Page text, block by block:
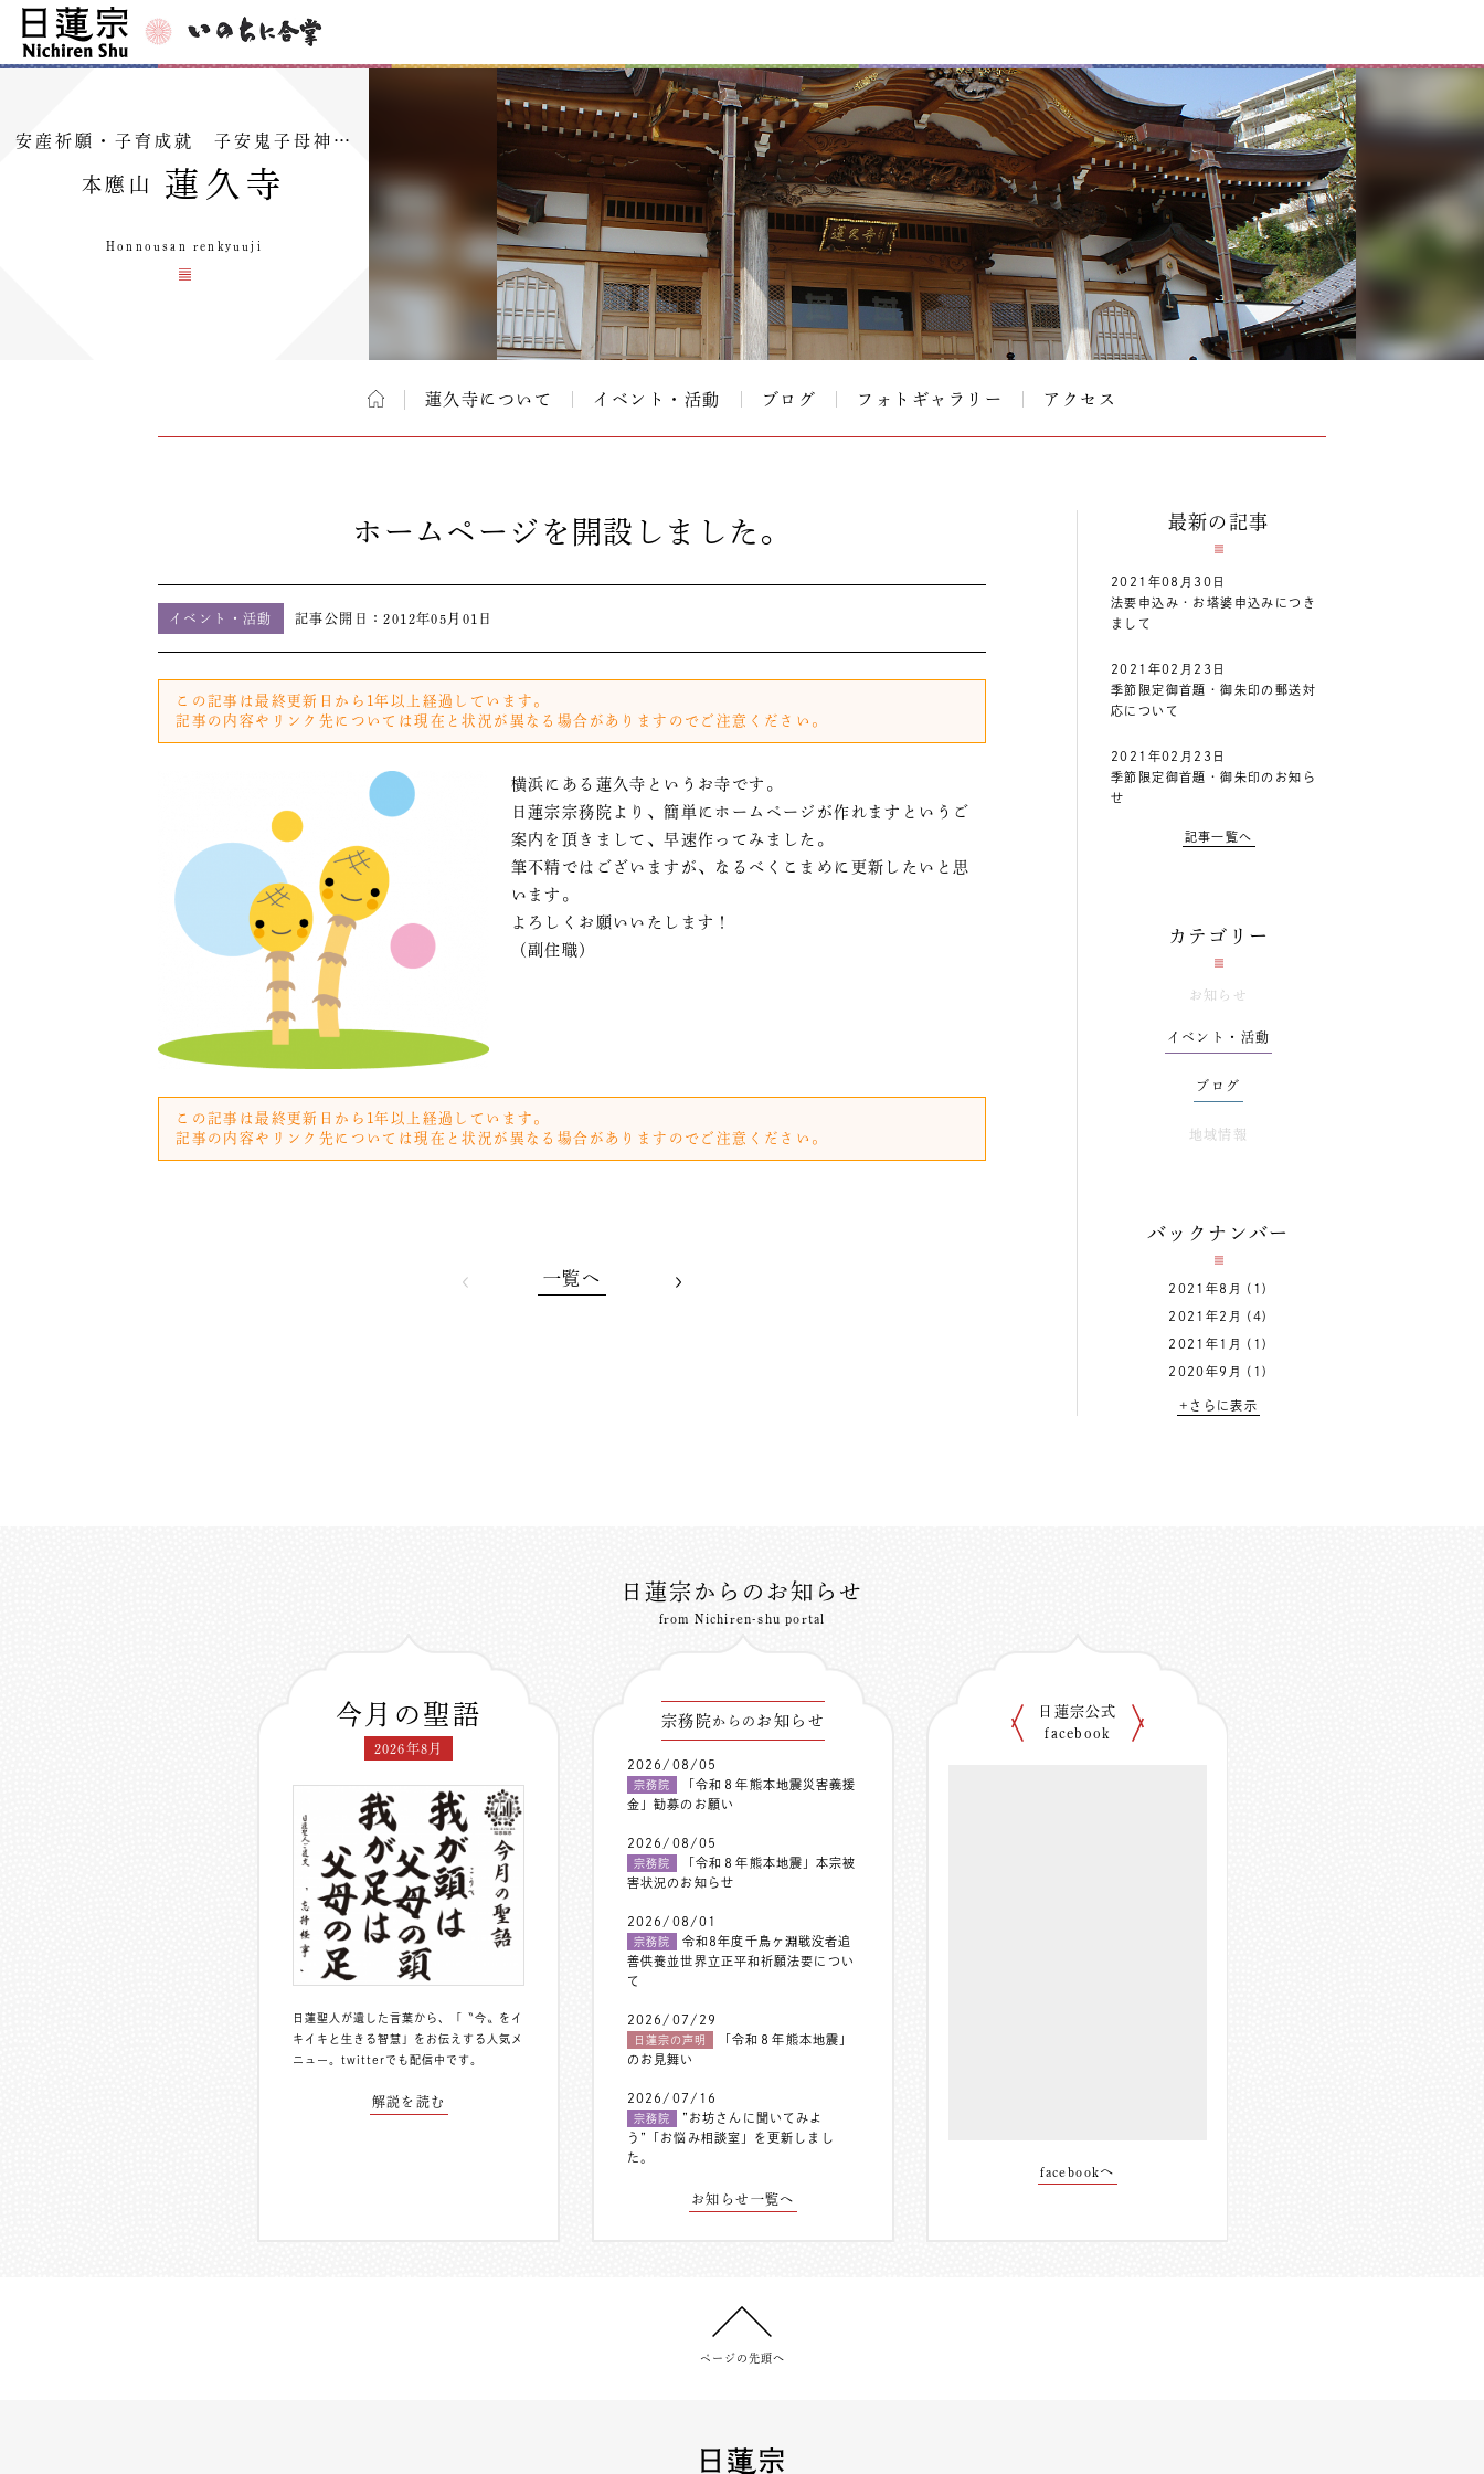
安産祈願・子育成就 子安鬼子母神…
本應山 蓮久寺
Honnousan renkyuuji
蓮久寺について イベント・活動 ブログ フォトギャラリー アクセス
ホームページを開設しました。
イベント・活動 記事公開日：2012年05月01日
この記事は最終更新日から1年以上経過しています。
記事の内容やリンク先については現在と状況が異なる場合がありますのでご注意ください。
横浜にある蓮久寺というお寺です。
日蓮宗宗務院より、簡単にホームページが作れますというご
案内を頂きまして、早速作ってみました。
筆不精ではございますが、なるべくこまめに更新したいと思
います。
よろしくお願いいたします！
（副住職）
この記事は最終更新日から1年以上経過しています。
記事の内容やリンク先については現在と状況が異なる場合がありますのでご注意ください。
一覧へ
最新の記事
2021年08月30日
法要申込み・お塔婆申込みにつき
まして
2021年02月23日
季節限定御首題・御朱印の郵送対
応について
2021年02月23日
季節限定御首題・御朱印のお知ら
せ
記事一覧へ
カテゴリー
お知らせ
イベント・活動
ブログ
地域情報
バックナンバー
2021年8月 (1)
2021年2月 (4)
2021年1月 (1)
2020年9月 (1)
+さらに表示
日蓮宗からのお知らせ
from Nichiren-shu portal
今月の聖語
2026年8月
日蓮聖人が遺した言葉から、「〝今〟をイ
キイキと生きる智慧」をお伝えする人気メ
ニュー。 twitterでも配信中 です。
解説を読む
宗務院からの お知らせ
2026/08/05
宗務院
「令和８年熊本地震災害義援
金」勧募のお願い
2026/08/05
宗務院
「令和８年熊本地震」本宗被
害状況のお知らせ
2026/08/01
宗務院
令和8年度千鳥ヶ淵戦没者追
善供養並世界立正平和祈願法要につい
て
2026/07/29
日蓮宗の声明
「令和８年熊本地震」
のお見舞い
2026/07/16
宗務院
”お坊さんに聞いてみよ
う”「お悩み相談室」を更新しまし
た。
お知らせ一覧へ
日蓮宗公式
facebook
facebookへ
ページの先頭へ